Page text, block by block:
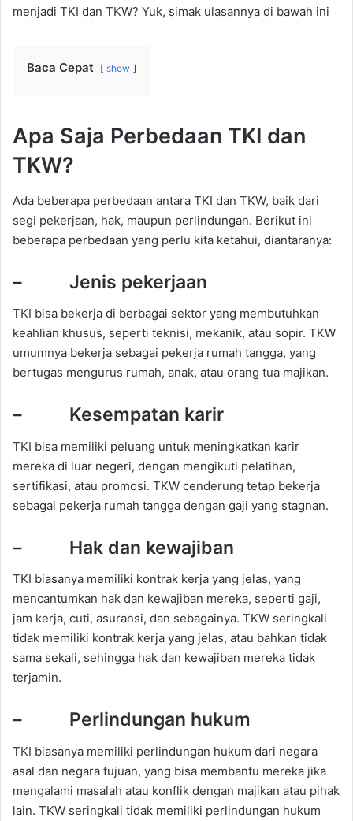
menjadi TKI dan TKW? Yuk, simak ulasannya di bawah ini
Baca Cepat show
Apa Saja Perbedaan TKI dan
TKW?
Ada beberapa perbedaan antara TKI dan TKW, baik dari
segi pekerjaan, hak, maupun perlindungan. Berikut ini
beberapa perbedaan yang perlu kita ketahui, diantaranya:
– Jenis pekerjaan
TKI bisa bekerja di berbagai sektor yang membutuhkan
keahlian khusus, seperti teknisi, mekanik, atau sopir. TKW
umumnya bekerja sebagai pekerja rumah tangga, yang
bertugas mengurus rumah, anak, atau orang tua majikan.
– Kesempatan karir
TKI bisa memiliki peluang untuk meningkatkan karir
mereka di luar negeri, dengan mengikuti pelatihan,
sertifikasi, atau promosi. TKW cenderung tetap bekerja
sebagai pekerja rumah tangga dengan gaji yang stagnan.
– Hak dan kewajiban
TKI biasanya memiliki kontrak kerja yang jelas, yang
mencantumkan hak dan kewajiban mereka, seperti gaji,
jam kerja, cuti, asuransi, dan sebagainya. TKW seringkali
tidak memiliki kontrak kerja yang jelas, atau bahkan tidak
sama sekali, sehingga hak dan kewajiban mereka tidak
terjamin.
– Perlindungan hukum
TKI biasanya memiliki perlindungan hukum dari negara
asal dan negara tujuan, yang bisa membantu mereka jika
mengalami masalah atau konflik dengan majikan atau pihak
lain. TKW seringkali tidak memiliki perlindungan hukum